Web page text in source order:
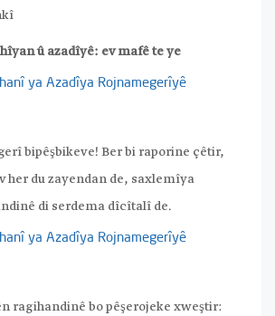
û azadîyê: ev mafê te ye
ya Azadîya Rojnamegerîyê
bipêşbikeve! Ber bi raporine çêtir,
her du zayendan de, saxlemîya
di serdema dîcîtalî de.
ya Azadîya Rojnamegerîyê
ragihandinê bo pêşerojeke xweştir: